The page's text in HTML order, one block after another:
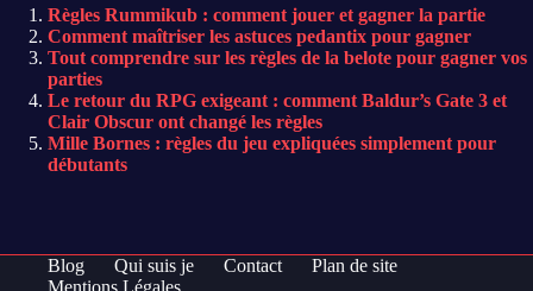
Règles Rummikub : comment jouer et gagner la partie
Comment maîtriser les astuces pedantix pour gagner
Tout comprendre sur les règles de la belote pour gagner vos
parties
Le retour du RPG exigeant : comment Baldur’s Gate 3 et
Clair Obscur ont changé les règles
Mille Bornes : règles du jeu expliquées simplement pour
débutants
Blog Qui suis je Contact
Plan de site